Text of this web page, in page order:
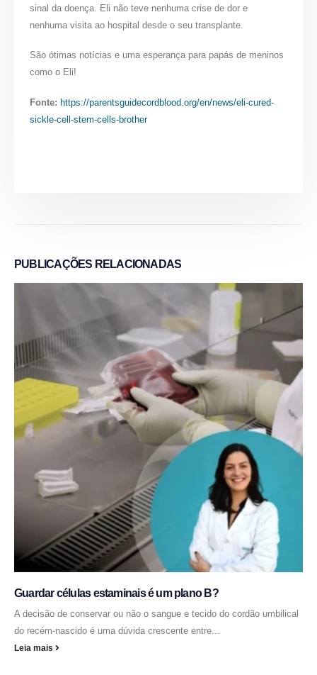
sinal da doença. Eli não teve nenhuma crise de dor e
nenhuma visita ao hospital desde o seu transplante.
São ótimas notícias e uma esperança para papás de meninos
como o Eli!
Fonte: https://parentsguidecordblood.org/en/news/eli-cured-
sickle-cell-stem-cells-brother
PUBLICAÇÕES RELACIONADAS
Guardar células estaminais é um plano B?
A decisão de conservar ou não o sangue e tecido do cordão umbilical
do recém-nascido é uma dúvida crescente entre...
Leia mais